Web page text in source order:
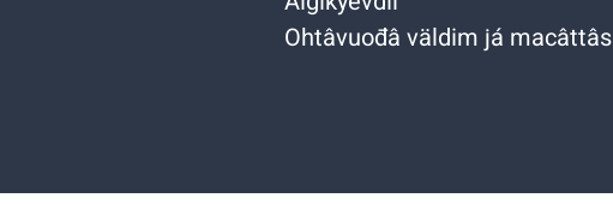
Ohtâvuođâ väldim já macâttâs